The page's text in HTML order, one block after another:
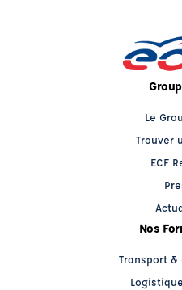
Le
Trouver
ECF
Nos
Transport